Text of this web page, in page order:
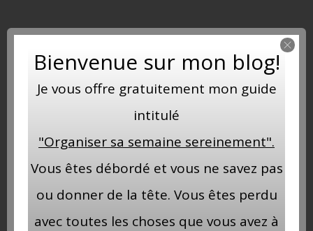
Bienvenue sur mon blog!
Je vous offre gratuitement mon guide
intitulé
"Organiser sa semaine sereinement".
Vous êtes débordé et vous ne savez pas
ou donner de la tête. Vous êtes perdu
avec toutes les choses que vous avez à